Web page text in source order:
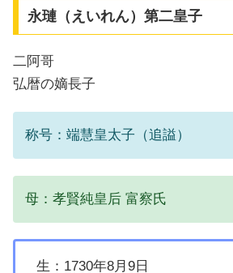
永璉（えいれん）第二皇子
二阿哥
弘暦の嫡長子
称号：端慧皇太子（追謚）
母：孝賢純皇后 富察氏
生：1730年8月9日